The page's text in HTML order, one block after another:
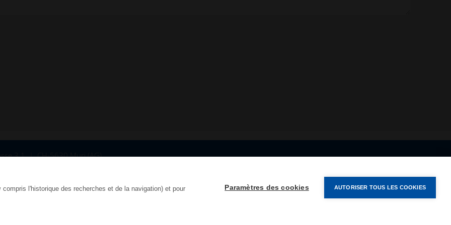
3.1
CH-5630 Muri (AG)
l'historique des recherches et de la navigation) et pour
Paramètres des cookies AUTORISER TOUS LES COOKIES